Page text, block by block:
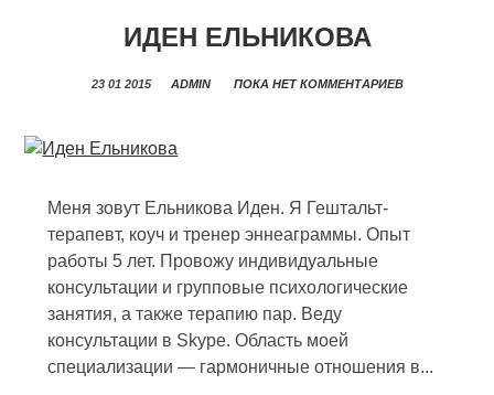
ИДЕН ЕЛЬНИКОВА
23 01 2015 ADMIN ПОКА НЕТ КОММЕНТАРИЕВ
Меня зовут Ельникова Иден. Я Гештальт-
терапевт, коуч и тренер эннеаграммы. Опыт
работы 5 лет. Провожу индивидуальные
консультации и групповые психологические
занятия, а также терапию пар. Веду
консультации в Skype. Область моей
специализации — гармоничные отношения в...